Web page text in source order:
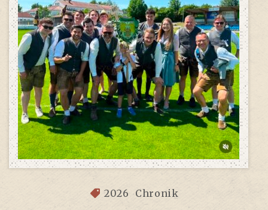
2026 Chronik